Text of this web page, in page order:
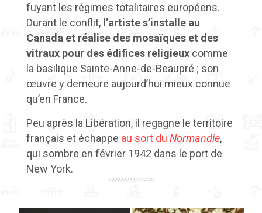
fuyant les régimes totalitaires européens.
Durant le conflit, l’artiste s’installe au
Canada et réalise des mosaïques et des
vitraux pour des édifices religieux comme
la basilique Sainte-Anne-de-Beaupré ; son
œuvre y demeure aujourd’hui mieux connue
qu’en France.
Peu après la Libération, il regagne le territoire
français et échappe au sort du Normandie,
qui sombre en février 1942 dans le port de
New York.